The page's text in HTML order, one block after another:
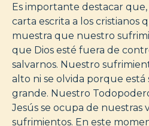
Es importante destacar
carta escrita a los cristianos
muestra que nuestro
que Dios esté fuera de
salvarnos. Nuestro
alto ni se olvida porque
grande. Nuestro
Jesús se ocupa de nuestras
sufrimientos. En este